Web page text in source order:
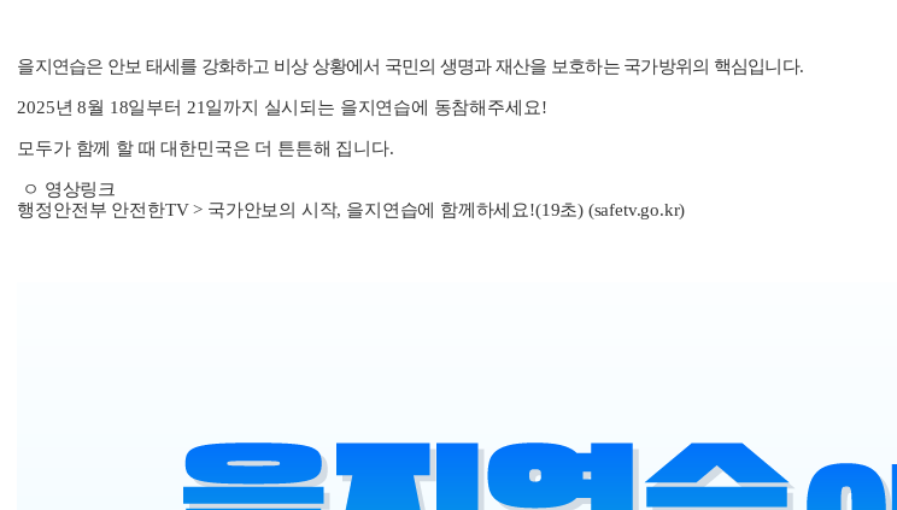
을지연습은 안보 태세를 강화하고 비상 상황에서 국민의 생명과 재산을 보호하는 국가방위의 핵심입니다.
2025년 8월 18일부터 21일까지 실시되는 을지연습에 동참해주세요!
모두가 함께 할 때 대한민국은 더 튼튼해 집니다.
ㅇ 영상링크
행정안전부 안전한TV > 국가안보의 시작, 을지연습에 함께하세요!(19초) (safetv.go.kr)